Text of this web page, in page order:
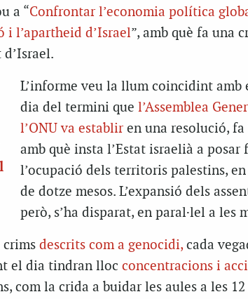
a “Confrontar l’economia política
l’apartheid d’Israel”, amb què fa una
L’informe veu la llum coincidint amb
dia del termini que l’Assemblea
l’ONU va establiren una resolució, fa
amb què insta l’Estat israelià a posar
l’ocupació dels territoris palestins,
de dotze mesos. L’expansió dels
però, s’ha disparat, en paral·lel a les
crims descrits com a genocidi, cada
el dia tindran lloc concentracions i
com la crida a buidar les aules a les